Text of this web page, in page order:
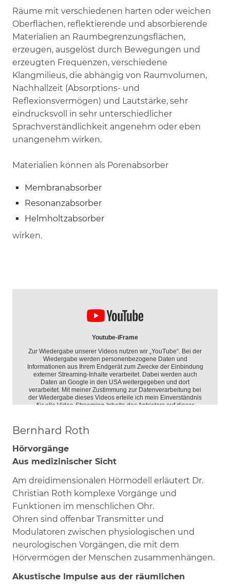
Räume mit verschiedenen harten oder weichen
Oberflächen, reflektierende und absorbierende
Materialien an Raumbegrenzungsflächen,
erzeugen, ausgelöst durch Bewegungen und
erzeugten Frequenzen, verschiedene
Klangmilieus, die abhängig von Raumvolumen,
Nachhallzeit (Absorptions- und
Reflexionsvermögen) und Lautstärke, sehr
eindrucksvoll in sehr unterschiedlicher
Sprachverständlichkeit angenehm oder eben
unangenehm wirken.
Materialien können als Porenabsorber
Membranabsorber
Resonanzabsorber
Helmholtzabsorber
wirken.
Bernhard Roth
Hörvorgänge
Aus medizinischer Sicht
Am dreidimensionalen Hörmodell erläutert Dr.
Christian Roth komplexe Vorgänge und
Funktionen im menschlichen Ohr.
Ohren sind offenbar Transmitter und
Modulatoren zwischen physiologischen und
neurologischen Vorgängen, die mit dem
Hörvermögen der Menschen zusammenhängen.
Akustische Impulse aus der räumlichen